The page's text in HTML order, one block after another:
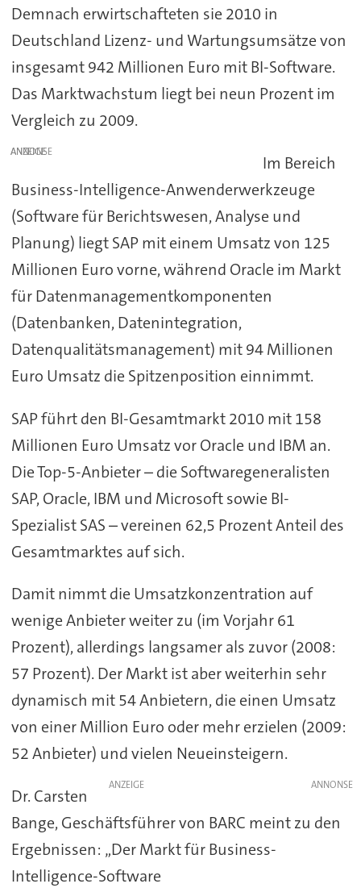
Demnach erwirtschafteten sie 2010 in
Deutschland Lizenz- und Wartungsumsätze von
insgesamt 942 Millionen Euro mit BI-Software.
Das Marktwachstum liegt bei neun Prozent im
Vergleich zu 2009.
ANZEIGE
Im Bereich
Business-Intelligence-Anwenderwerkzeuge
(Software für Berichtswesen, Analyse und
Planung) liegt SAP mit einem Umsatz von 125
Millionen Euro vorne, während Oracle im Markt
für Datenmanagementkomponenten
(Datenbanken, Datenintegration,
Datenqualitätsmanagement) mit 94 Millionen
Euro Umsatz die Spitzenposition einnimmt.
SAP führt den BI-Gesamtmarkt 2010 mit 158
Millionen Euro Umsatz vor Oracle und IBM an.
Die Top-5-Anbieter – die Softwaregeneralisten
SAP, Oracle, IBM und Microsoft sowie BI-
Spezialist SAS – vereinen 62,5 Prozent Anteil des
Gesamtmarktes auf sich.
Damit nimmt die Umsatzkonzentration auf
wenige Anbieter weiter zu (im Vorjahr 61
Prozent), allerdings langsamer als zuvor (2008:
57 Prozent). Der Markt ist aber weiterhin sehr
dynamisch mit 54 Anbietern, die einen Umsatz
von einer Million Euro oder mehr erzielen (2009:
52 Anbieter) und vielen Neueinsteigern.
ANZEIGE
Dr. Carsten
Bange, Geschäftsführer von BARC meint zu den
Ergebnissen: „Der Markt für Business-
Intelligence-Software